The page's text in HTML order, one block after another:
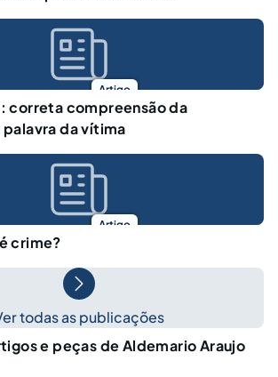
Artigo
correta compreensão da
da vítima
Artigo
crime?
todas as publicações
e peças de Aldemario Araujo